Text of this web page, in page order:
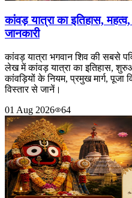
कांवड़ यात्रा का इतिहास,
जानकारी
कांवड़ यात्रा भगवान शिव की सबसे
लेख में कांवड़ यात्रा का इतिहास,
कांवड़ियों के नियम, प्रमुख मार्ग,
विस्तार से जानें।
01 Aug 2026
64